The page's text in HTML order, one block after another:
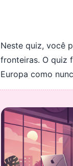
Neste quiz, você
fronteiras. O quiz
Europa como